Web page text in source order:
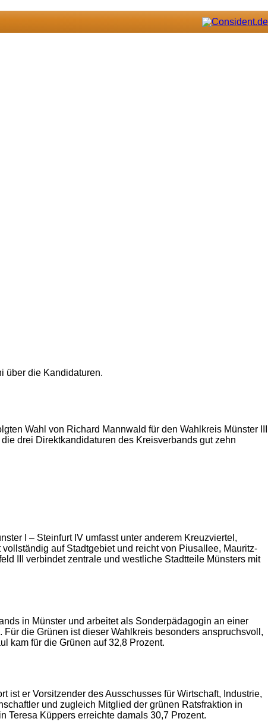
Wahl von Richard Mannwald für den Wahlkreis Münster III
drei Direktkandidaturen des Kreisverbands gut zehn
I – Steinfurt IV umfasst unter anderem Kreuzviertel,
auf Stadtgebiet und reicht von Piusallee, Mauritz-
III verbindet zentrale und westliche Stadtteile Münsters mit
in Münster und arbeitet als Sonderpädagogin an einer
die Grünen ist dieser Wahlkreis besonders anspruchsvoll,
kam für die Grünen auf 32,8 Prozent.
ist er Vorsitzender des Ausschusses für Wirtschaft, Industrie,
und zugleich Mitglied der grünen Ratsfraktion in
Teresa Küppers erreichte damals 30,7 Prozent.